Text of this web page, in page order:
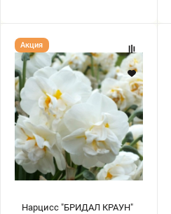
Хризантемы саженцы
Зелень и пряные травы
Нарцисс
"БРИДАЛ
КРАУН"
(5
штук)
Нарцисс "БРИДАЛ КРАУН"
Акция